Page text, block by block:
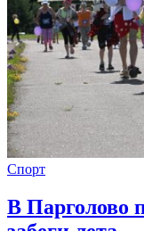
Спорт
В Парголово